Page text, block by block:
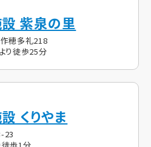
紫泉の里
穂多礼218
り徒歩25分
くりやま
23